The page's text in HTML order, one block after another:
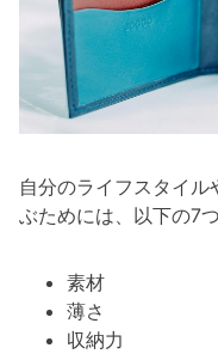
自分のライフスタイル
ぶためには、以下の7
素材
薄さ
収納力